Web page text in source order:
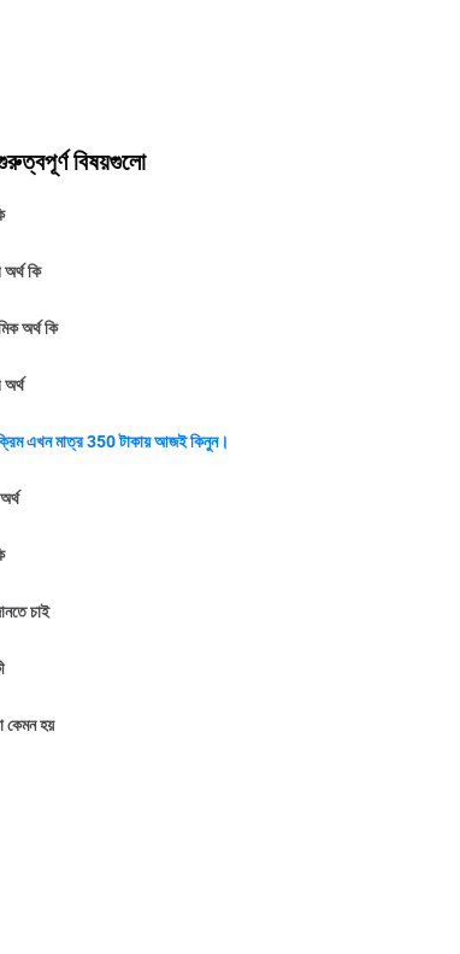
বিষয়গুলো
কি
অর্থ কি
এখন মাত্র 350 টাকায় আজই কিনুন।
চাই
কেমন হয়